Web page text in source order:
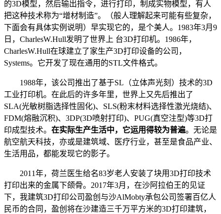
的3D模型，然后输出指令，进行打印，制成实物模型，有人
把这种技术称为“增材制造”。（般人理解起来可能有些复杂，
下面会有具体实例说明）早实现它的，是个美人。 1983年3月 9
日， CharlesW.Hull发明了世界上 台3D打印机。 1986年，
CharlesW.Hull在球建立了家生产3D打印设备的公司，
Systems。它开发了现在通用的STL文件格式。
1988年，该公司推出了基于SL （立体声光刻）技术的3D
工业打印机。在此后的许多年里，世界上又先后推出了
SLA(光敏树脂选择性固化)、 SLS(粉末材料选择性激光烧结)、
FDM(熔融沉积)、 3DP(3D喷射打印)、 PUG(真空注型)等3D打
印成型技术。 在实际生产生活中，它运用得较为普遍。无论是
航空航天科技，亦或是建筑域、医疗行业，甚至是食品产业、
生活用品，都能发现它的影子。
2011年，荷兰医生给名83岁老人安装了块用3D打印技术
打印出来的金属下颌骨。 2017年3月，在沙阿拉伯王的见证
下，我建筑3D打印公司盈创与沙AlMobty承包公司签署百亿人
民币的合同，盈创将在沙建造三千万平方米的3D打印建筑，